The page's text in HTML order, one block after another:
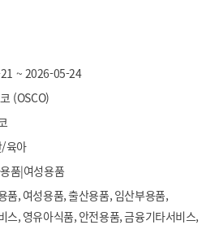
~ 2026-05-24
(OSCO)
육아
품|여성용품
품, 여성용품, 출산용품, 임산부용품,
스, 영유아식품, 안전용품, 금융기타서비스,